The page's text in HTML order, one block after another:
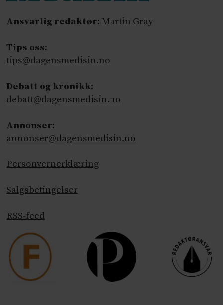
Ansvarlig redaktør: Martin Gray
Tips oss:
tips@dagensmedisin.no
Debatt og kronikk:
debatt@dagensmedisin.no
Annonser:
annonser@dagensmedisin.no
Personvernerklæring
Salgsbetingelser
RSS-feed